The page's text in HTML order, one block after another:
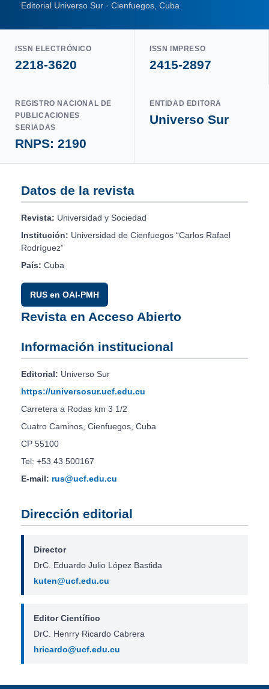
Editorial Universo Sur · Cienfuegos, Cuba
ISSN ELECTRÓNICO
2218-3620
ISSN IMPRESO
2415-2897
REGISTRO NACIONAL DE
PUBLICACIONES
SERIADAS
RNPS: 2190
ENTIDAD EDITORA
Universo Sur
Datos de la revista
Revista: Universidad y Sociedad
Institución: Universidad de Cienfuegos “Carlos Rafael
Rodríguez”
País: Cuba
RUS en OAI-PMH
Revista en Acceso Abierto
Información institucional
Editorial: Universo Sur
https://universosur.ucf.edu.cu
Carretera a Rodas km 3 1/2
Cuatro Caminos, Cienfuegos, Cuba
CP 55100
Tel: +53 43 500167
E-mail: rus@ucf.edu.cu
Dirección editorial
Director
DrC. Eduardo Julio López Bastida
kuten@ucf.edu.cu
Editor Científico
DrC. Henrry Ricardo Cabrera
hricardo@ucf.edu.cu